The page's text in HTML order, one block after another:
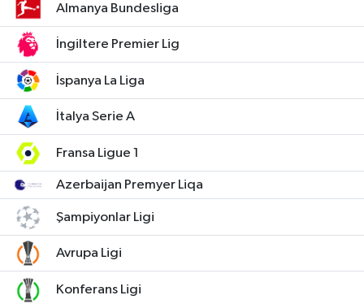
Almanya Bundesliga
İngiltere Premier Lig
İspanya La Liga
İtalya Serie A
Fransa Ligue 1
Azerbaijan Premyer Liqa
Şampiyonlar Ligi
Avrupa Ligi
Konferans Ligi